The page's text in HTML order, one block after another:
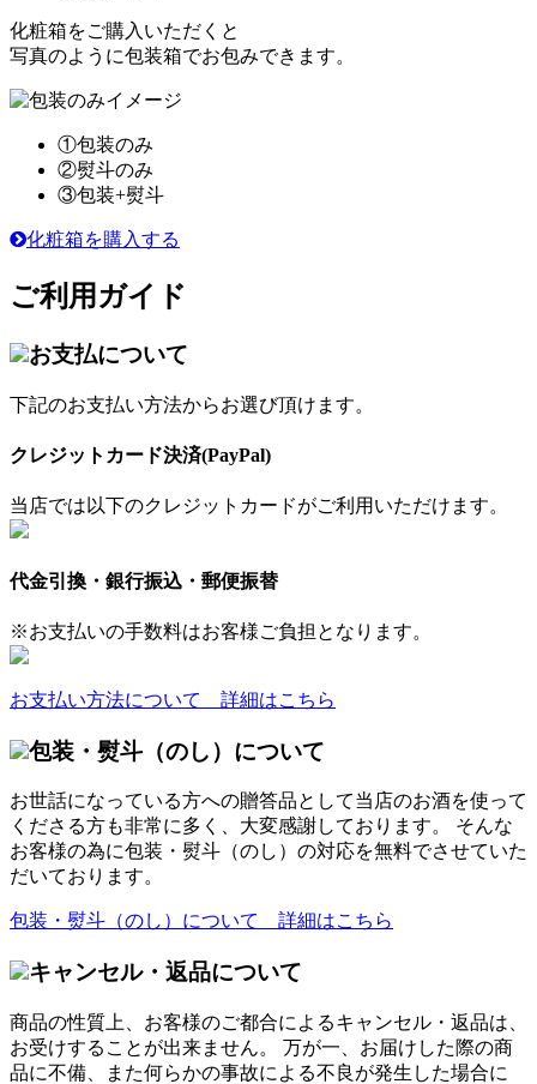
化粧箱をご購入いただくと
写真のように包装箱でお包みできます。
①包装のみ
②熨斗のみ
③包装+熨斗
化粧箱を購入する
ご利用ガイド
お支払について
下記のお支払い方法からお選び頂けます。
クレジットカード決済(PayPal)
当店では以下のクレジットカードがご利用いただけます。
代金引換・銀行振込・郵便振替
※お支払いの手数料はお客様ご負担となります。
お支払い方法について 詳細はこちら
包装・熨斗（のし）について
お世話になっている方への贈答品として当店のお酒を使って
くださる方も非常に多く、大変感謝しております。 そんな
お客様の為に包装・熨斗（のし）の対応を無料でさせていた
だいております。
包装・熨斗（のし）について 詳細はこちら
キャンセル・返品について
商品の性質上、お客様のご都合によるキャンセル・返品は、
お受けすることが出来ません。 万が一、お届けした際の商
品に不備、また何らかの事故による不良が発生した場合に